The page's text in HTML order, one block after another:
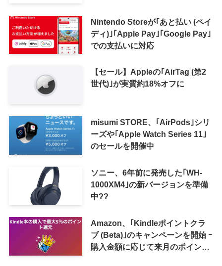
Nintendo Storeが｢あと払い (ペイ
ディ)｣｢Apple Pay｣｢Google Pay｣
での支払いに対応
【セール】Appleの｢AirTag (第2
世代)｣が実質約18%オフに
misumi STORE、｢AirPods｣シリ
ーズや｢Apple Watch Series 11｣
のセールを開催中
ソニー、6年前に発売した｢WH-
1000XM4｣の新バージョンを準備
中??
Amazon、｢Kindleポイントクラ
ブ (Beta)｣のキャンペーンを開始 ｰ
購入金額に応じて来月のポイント